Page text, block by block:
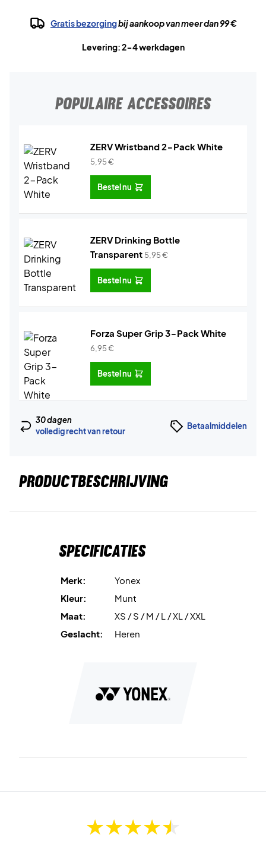
Gratis bezorgingbij aankoop van meer dan 99 €
Levering: 2-4 werkdagen
POPULAIRE ACCESSOIRES
ZERV Wristband 2-Pack White
5,95€
Bestel nu
ZERV Drinking Bottle
Transparent 5,95€
Bestel nu
Forza Super Grip 3-Pack White
6,95€
Bestel nu
30 dagen
volledig recht van retour
Betaalmiddelen
PRODUCTBESCHRIJVING
Specificaties
Merk:
Yonex
Kleur:
Munt
Maat:
XS / S / M / L / XL / XXL
Geslacht:
Heren